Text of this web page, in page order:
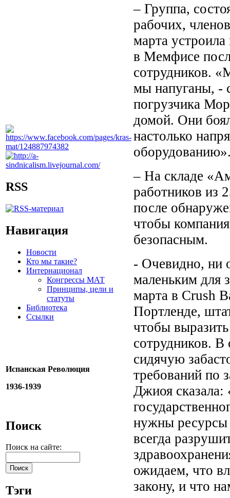
RSS
Навигация
Новости
Кто мы такие?
Интернационал
Конгрессы МАТ
Принципы, цели и
статуты
Библиотека
Ссылки
Испанская Революция
1936-1939
Поиск
Поиск на сайте:
Тэги
– Группа,
рабочих,
марта
в Мемфисе
сотрудников.
мы напуганы, -
погрузчика
домой. Они
настолько
– На складе
работников из
после
чтобы компания
безопасным.
- Очевидно, ни
маленьким для
марта в Crush
Портленде,
чтобы
сотрудников. В
сидячую
требований по
Джиоя
нужны ресурсы
всегда
ожидаем, что
закону, и что